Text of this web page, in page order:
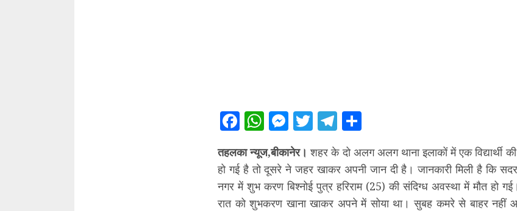
Facebook
WhatsApp
Messenger
TwitterTelegram
तहलका न्यूज,बीकानेर। शहर के दो अलग अलग थाना इलाकों में एक विद्यार्थी
हो गई है तो दूसरे ने जहर खाकर अपनी जान दी है। जानकारी मिली है कि
नगर में शुभ करण बिश्नोई पुत्र हरिराम (25) की संदिग्ध अवस्था में मौत हो
रात को शुभकरण खाना खाकर अपने में सोया था। सुबह कमरे से बाहर नहीं